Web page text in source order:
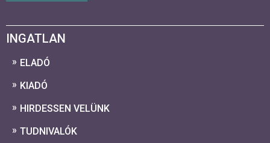
INGATLAN
ELADÓ
KIADÓ
HIRDESSEN VELÜNK
TUDNIVALÓK